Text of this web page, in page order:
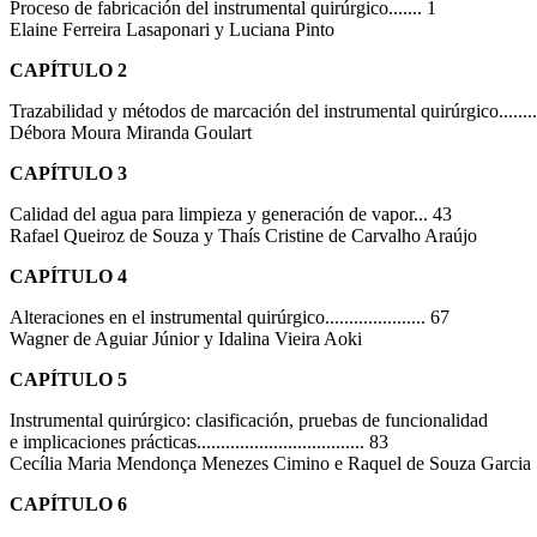
Proceso de fabricación del instrumental quirúrgico....... 1
Elaine Ferreira Lasaponari y Luciana Pinto
CAPÍTULO 2
Trazabilidad y métodos de marcación del instrumental
Débora Moura Miranda Goulart
CAPÍTULO 3
Calidad del agua para limpieza y generación de vapor... 43
Rafael Queiroz de Souza y Thaís Cristine de Carvalho Araújo
CAPÍTULO 4
Alteraciones en el instrumental quirúrgico..................... 67
Wagner de Aguiar Júnior y Idalina Vieira Aoki
CAPÍTULO 5
Instrumental quirúrgico: clasificación, pruebas de funcionalidad
e implicaciones prácticas................................... 83
Cecília Maria Mendonça Menezes Cimino e Raquel de Souza Garcia
CAPÍTULO 6